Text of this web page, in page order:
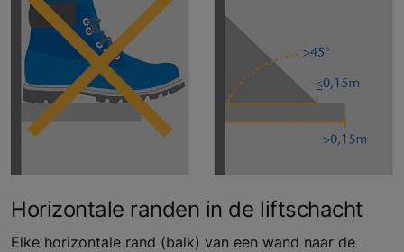
Horizontale randen in de liftschacht
Elke horizontale rand (balk) van een wand naar de